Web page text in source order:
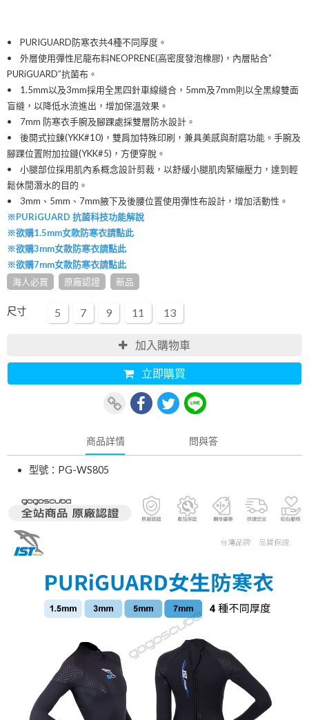
• PURIGUARD防寒衣共4種不同厚度。
• 外層使用彈性尼龍布料NEOPRENE(高密度發泡橡膠)，內層貼合”
PURiGUARD”抗菌布。
• 1.5mm以及3mm採用全黑四針車線縫合，5mm及7mm則以全黑線雙面
盲縫，以降低水流進出，增加保溫效果。
• 7mm 防寒衣手腕及腳踝處採雙層防水設計。
• 後開式拉鍊(YKK#10)，雙肩加特殊印刷，兼具美感與耐磨功能。手腕及
腳踝位置附加拉鏈(YKK#5)，方便穿脫。
• 小腿部位採用肌內系概念設計剪裁，以舒緩小腿肌肉緊繃壓力，達到輕
鬆休閒潛水的目的。
• 3mm、5mm、7mm腋下及後腰位置使用彈性布設計，增加活動性。
※PURiGUARD 抗菌科技功能解說
※欲購1.5mm女款防寒衣請點此
※欲購3mm女款防寒衣請點此
※欲購7mm女款防寒衣請點此
海人必買
原廠認證 新品
尺寸 5 7 9 11 13
加入購物車
立即購買
商品詳情 問與答
型號：PG-WS805